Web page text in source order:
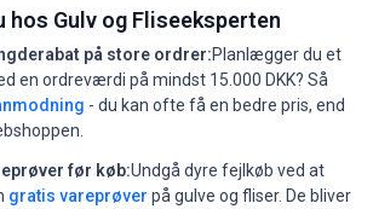
hos Gulv og Fliseeksperten
på store ordrer:Planlægger du et
en ordreværdi på mindst 15.000 DKK? Så
- du kan ofte få en bedre pris, end
før køb:Undgå dyre fejlkøb ved at
gratis vareprøver på gulve og fliser. De bliver